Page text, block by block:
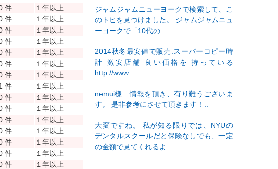
件
１年以上
件
１年以上
件
１年以上
件
１年以上
件
１年以上
件
１年以上
件
１年以上
件
１年以上
件
１年以上
件
１年以上
件
１年以上
件
１年以上
件
１年以上
件
１年以上
件
１年以上
ジャムジャムニューヨークで検索して、こ
のトピを見つけました。 ジャムジャムニュ
ーヨークで「10代の..
2014秋冬最安値で販売.スーパーコピー時
計 激安店舗 良い価格を 持っている
http://www...
nemui様 情報を頂き、有り難うございま
す。 是非参考にさせて頂きます！..
大変ですね。 私が知る限りでは、NYUの
デンタルスクールだと保険なしでも、一定
の金額で見てくれるよ..